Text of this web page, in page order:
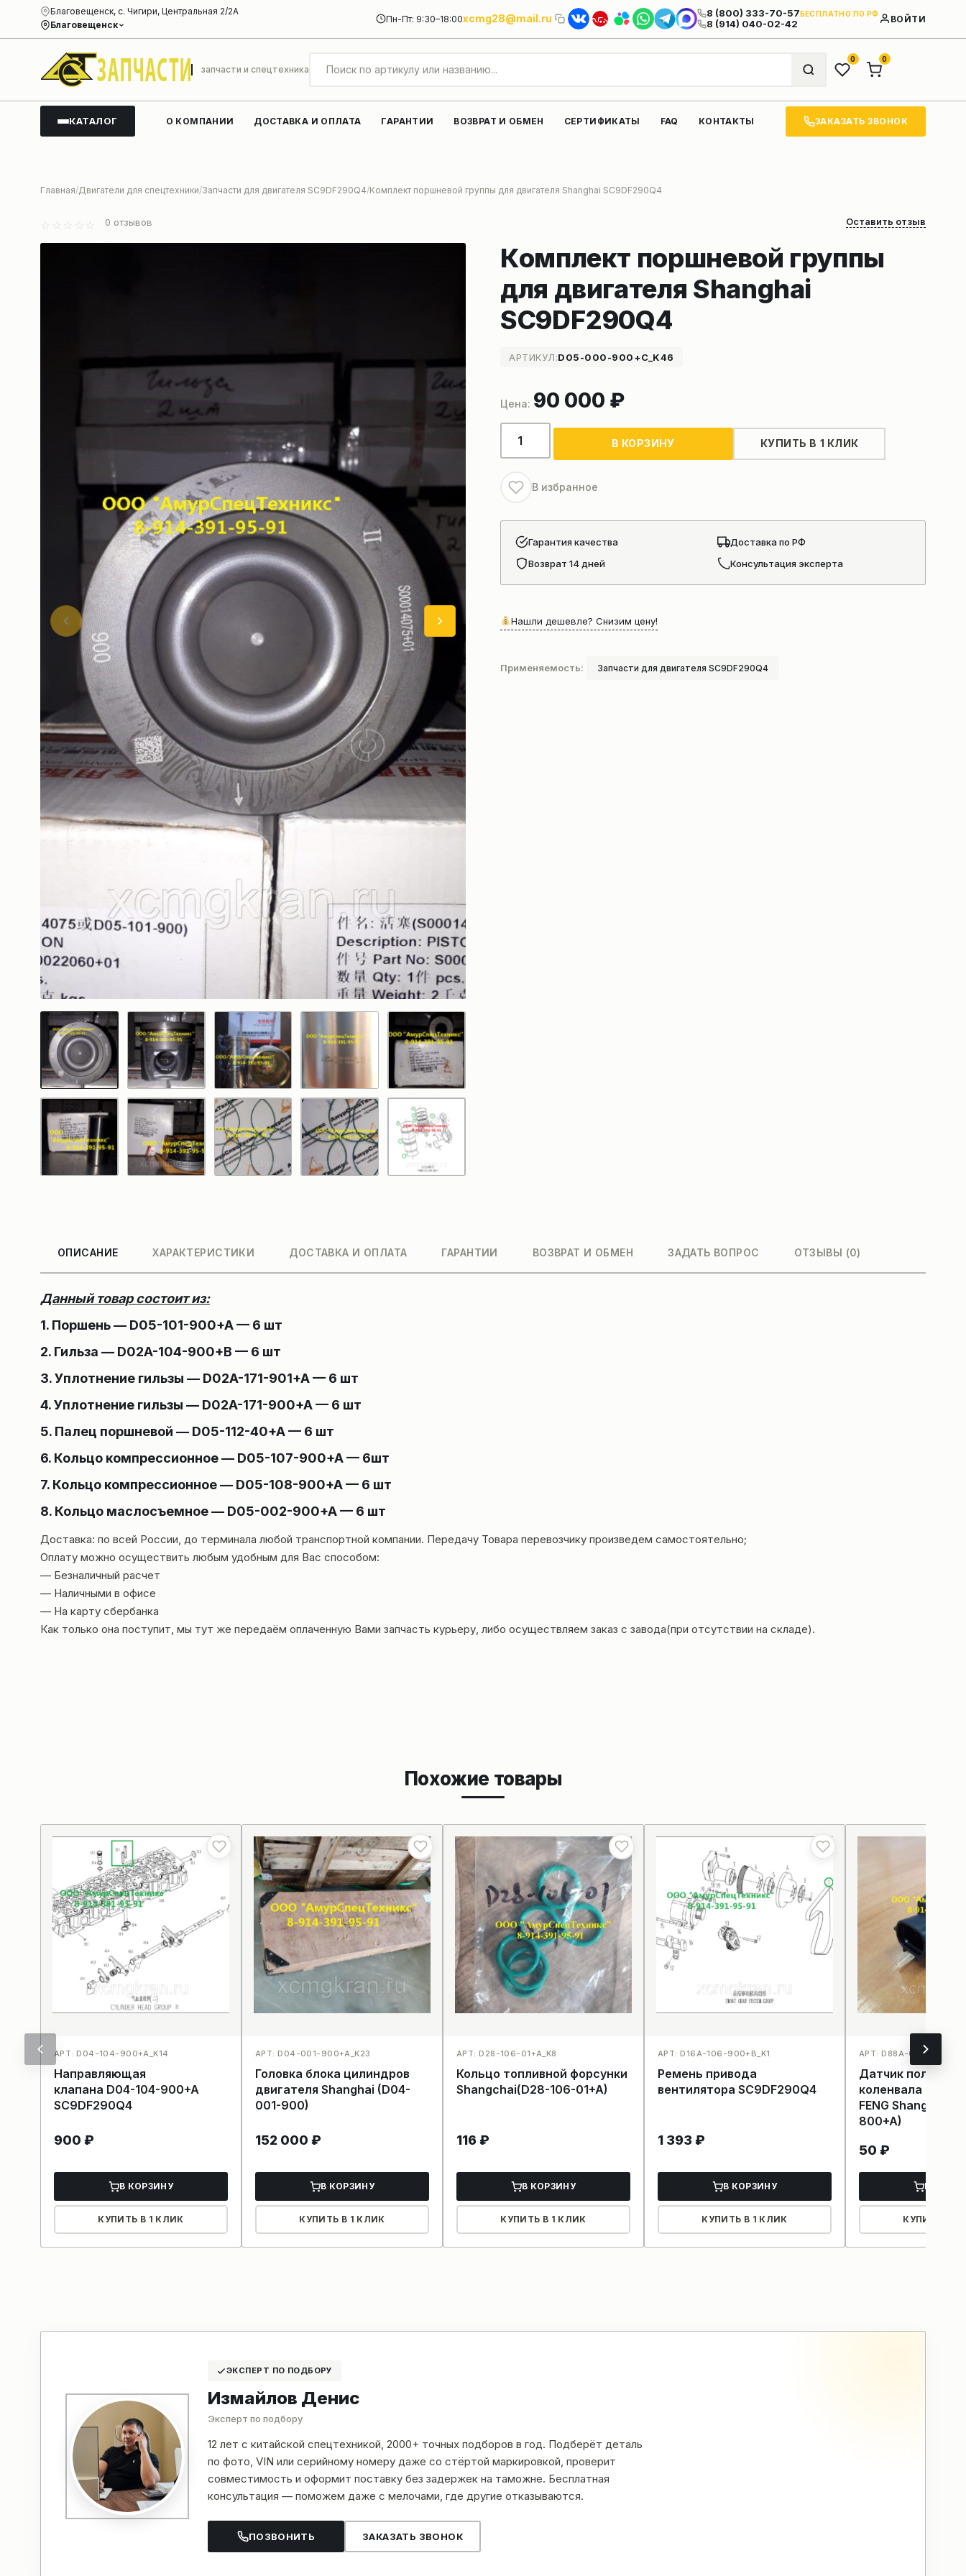
Благовещенск
Благовещенск, с. Чигири, Центральная 2/2А
Пн-Пт: 9:30–18:00xcmg28@mail.ru 8 (800) 333-70-57БЕСПЛАТНО ПО РФ
8 (914) 040-02-42 ВОЙТИ
запчасти и спецтехника
0 0
КАТАЛОГ О КОМПАНИИ ДОСТАВКА И ОПЛАТА ГАРАНТИИ ВОЗВРАТ И ОБМЕН СЕРТИФИКАТЫ FAQ КОНТАКТЫ ЗАКАЗАТЬ ЗВОНОК
Главная Двигатели для спецтехники Запчасти для двигателя SC9DF290Q4 Комплект поршневой группы для двигателя Shanghai SC9DF290Q4
0 отзывов Оставить отзыв
Комплект поршневой группы
для двигателя Shanghai
SC9DF290Q4
АРТИКУЛ:D05-000-900+C_K46
90 000 ₽
Количество
товара
поршневой
группы
для
двигателя
Shanghai
SC9DF290Q4
В КОРЗИНУ КУПИТЬ В 1 КЛИК
В избранное
Гарантия качества
Доставка по РФ
Возврат 14 дней
Консультация эксперта
Нашли дешевле? Снизим цену!
Применяемость: Запчасти для двигателя SC9DF290Q4
ОПИСАНИЕ ХАРАКТЕРИСТИКИ ДОСТАВКА И ОПЛАТА ГАРАНТИИ ВОЗВРАТ И ОБМЕН ЗАДАТЬ ВОПРОС ОТЗЫВЫ (0)
Данный товар состоит из:
1. Поршень — D05-101-900+A — 6 шт
2. Гильза — D02A-104-900+B — 6 шт
3. Уплотнение гильзы — D02A-171-901+A — 6 шт
4. Уплотнение гильзы — D02A-171-900+A — 6 шт
5. Палец поршневой — D05-112-40+A — 6 шт
6. Кольцо компрессионное — D05-107-900+A — 6шт
7. Кольцо компрессионное — D05-108-900+A — 6 шт
8. Кольцо маслосъемное — D05-002-900+A — 6 шт
Доставка: по всей России, до терминала любой транспортной компании. Передачу Товара перевозчику произведем самостоятельно;
Оплату можно осуществить любым удобным для Вас способом:
— Безналичный расчет
— Наличными в офисе
— На карту сбербанка
Как только она поступит, мы тут же передаём оплаченную Вами запчасть курьеру, либо осуществляем заказ с завода(при отсутствии на складе).
Похожие товары
АРТ: D04-104-900+A_K14
Направляющая
клапана D04-104-900+A
SC9DF290Q4
900 ₽
В КОРЗИНУ
КУПИТЬ В 1 КЛИК
АРТ: D04-001-900+A_K23
Головка блока цилиндров
двигателя Shanghai (D04-
001-900)
152 000 ₽
В КОРЗИНУ
КУПИТЬ В 1 КЛИК
АРТ: D28-106-01+A_K8
Кольцо топливной форсунки
Shangchai(D28-106-01+A)
116 ₽
В КОРЗИНУ
КУПИТЬ В 1 КЛИК
АРТ: D16A-106-900+B_K1
Ремень привода
вентилятора SC9DF290Q4
1 393 ₽
В КОРЗИНУ
КУПИТЬ В 1 КЛИК
АРТ: D88A-001-
Датчик
коленвала
FENG
800+A)
50 ₽
В
КУПИТЬ В 1
ЭКСПЕРТ ПО ПОДБОРУ
Измайлов Денис
Эксперт по подбору
12 лет с китайской спецтехникой, 2000+ точных подборов в год. Подберёт деталь
по фото, VIN или серийному номеру даже со стёртой маркировкой, проверит
совместимость и оформит поставку без задержек на таможне. Бесплатная
консультация — поможем даже с мелочами, где другие отказываются.
ПОЗВОНИТЬ ЗАКАЗАТЬ ЗВОНОК